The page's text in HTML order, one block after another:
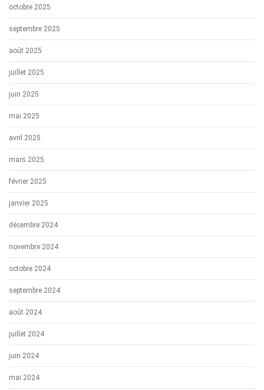
octobre 2025
septembre 2025
août 2025
juillet 2025
juin 2025
mai 2025
avril 2025
mars 2025
février 2025
janvier 2025
décembre 2024
novembre 2024
octobre 2024
septembre 2024
août 2024
juillet 2024
juin 2024
mai 2024